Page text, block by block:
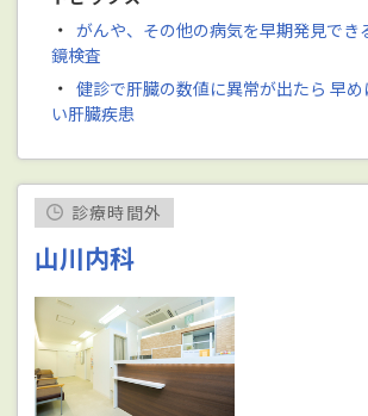
・ がんや、その他の病気を早期発見でき
鏡検査
・ 健診で肝臓の数値に異常が出たら 早
い肝臓疾患
診療時間外
山川内科